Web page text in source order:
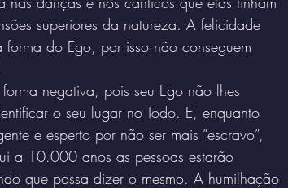
superiores da natureza. A felicidade
do Ego, por isso não conseguem
negativa, pois seu Ego não lhes
o seu lugar no Todo. E, enquanto
e esperto por não ser mais “escravo”,
a 10.000 anos as pessoas estarão
que possa dizer o mesmo. A humilhação